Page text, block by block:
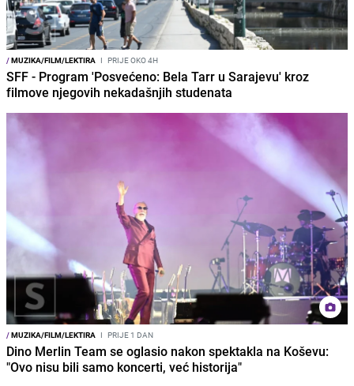
/MUZIKA/FILM/LEKTIRA I PRIJE OKO 4H
SFF - Program 'Posvećeno: Bela Tarr u Sarajevu' kroz
filmove njegovih nekadašnjih studenata
/MUZIKA/FILM/LEKTIRA I PRIJE 1 DAN
Dino Merlin Team se oglasio nakon spektakla na Koševu:
"Ovo nisu bili samo koncerti, već historija"